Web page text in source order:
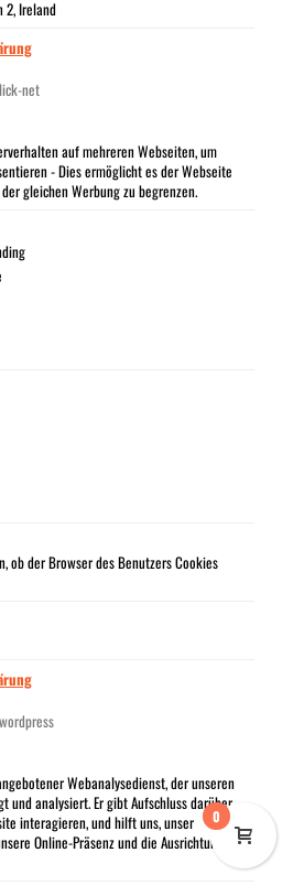
2, Ireland
net
auf mehreren Webseiten, um
- Dies ermöglicht es der Webseite
gleichen Werbung zu begrenzen.
ob der Browser des Benutzers Cookies
Webanalysedienst, der unseren
und analysiert. Er gibt Aufschluss darüber,
interagieren, und hilft uns, unser
Online-Präsenz und die Ausrichtung von
0